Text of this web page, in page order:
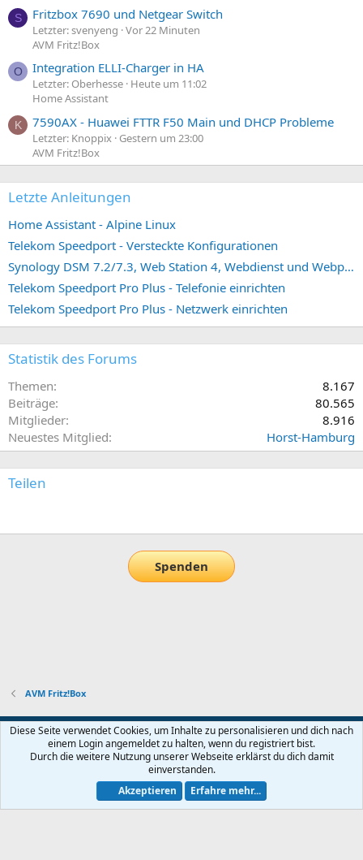
S Fritzbox 7690 und Netgear Switch
Letzter: svenyeng Vor 22 Minuten
AVM Fritz!Box
O Integration ELLI-Charger in HA
Letzter: Oberhesse Heute um 11:02
Home Assistant
K 7590AX - Huawei FTTR F50 Main und DHCP Probleme
Letzter: Knoppix
Gestern um 23:00
AVM Fritz!Box
Letzte Anleitungen
Home Assistant - Alpine Linux
Telekom Speedport - Versteckte Konfigurationen
Synology DSM 7.2/7.3, Web Station 4, Webdienst und Webportal erstellen (ehemals vHost)
Telekom Speedport Pro Plus - Telefonie einrichten
Telekom Speedport Pro Plus - Netzwerk einrichten
Statistik des Forums
Themen
8.167
Beiträge
80.565
Mitglieder
8.916
Neuestes Mitglied
Horst-Hamburg
Teilen
Spenden
AVM Fritz!Box
Default-Theme
Nutzungsbedingungen
Datenschutz Hilfe und Impressum Start
Community platform by XenForo® © 2010-2026 XenForo Ltd.
Diese Seite verwendet Cookies, um Inhalte zu personalisieren und dich nach
einem Login angemeldet zu halten, wenn du registriert bist.
Durch die weitere Nutzung unserer Webseite erklärst du dich damit
einverstanden.
Akzeptieren
Erfahre mehr...